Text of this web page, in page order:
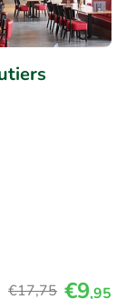
€17,75 €9,95